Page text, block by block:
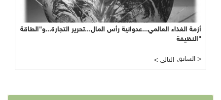
أزمة الغذاء العالمي...عدوانية رأس المال...تحرير التجارة...و"الطاقة
النظيفة"
< التالي السابق >